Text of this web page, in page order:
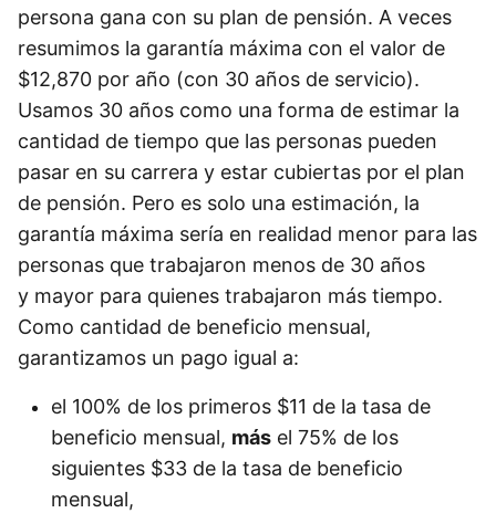
persona gana con su plan de pensión. A veces
resumimos la garantía máxima con el valor de
$12,870 por año (con 30 años de servicio).
Usamos 30 años como una forma de estimar la
cantidad de tiempo que las personas pueden
pasar en su carrera y estar cubiertas por el plan
de pensión. Pero es solo una estimación, la
garantía máxima sería en realidad menor para las
personas que trabajaron menos de 30 años
y mayor para quienes trabajaron más tiempo.
Como cantidad de beneficio mensual,
garantizamos un pago igual a:
el 100% de los primeros $11 de la tasa de
beneficio mensual, más el 75% de los
siguientes $33 de la tasa de beneficio
mensual,